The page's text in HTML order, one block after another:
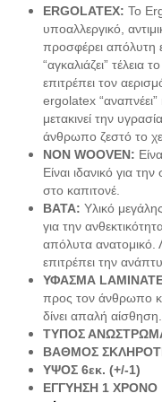
ERGOLATEX: Το
υποαλλεργικό,
προσφέρει απόλυτη
“αγκαλιάζει”
επιτρέπει τον
ergolatex
μετακινεί την
άνθρωπο ζεστό το
NON WOOVEN:
Είναι ιδανικό για
στο καπιτονέ.
ΒΑΤΑ: Υλικό
για την
απόλυτα
επιτρέπει την
ΥΦΑΣΜΑ
προς τον άνθρωπο
δίνει απαλή αίσθηση.
ΤΥΠΟΣ
ΒΑΘΜΟΣ
ΥΨΟΣ 6εκ. (+/-1)
ΕΓΓΥΗΣΗ 1 ΧΡΟΝΟ